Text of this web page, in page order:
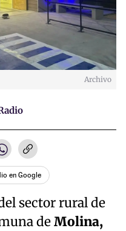
Archivo
en Google
sector rural de
deMolina,